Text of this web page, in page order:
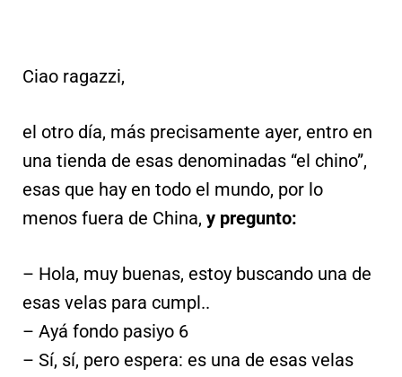
Ciao ragazzi,
el otro día, más precisamente ayer, entro en
una tienda de esas denominadas “el chino”,
esas que hay en todo el mundo, por lo
menos fuera de China, y pregunto:
– Hola, muy buenas, estoy buscando una de
esas velas para cumpl..
– Ayá fondo pasiyo 6
– Sí, sí, pero espera: es una de esas velas